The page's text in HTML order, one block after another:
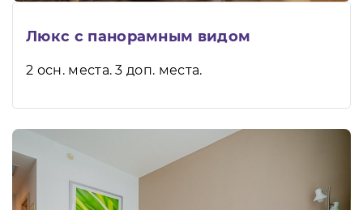
Люкс с панорамным видом
2 осн. места. 3 доп. места.